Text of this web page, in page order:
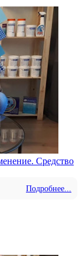
Средство
Подробнее...